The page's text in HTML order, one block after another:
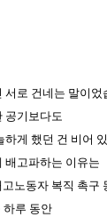
서로 건네는 말이었
공기보다도
하게 했던 건 비어
배고파하는 이유는
노동자 복직 촉구
하루 동안